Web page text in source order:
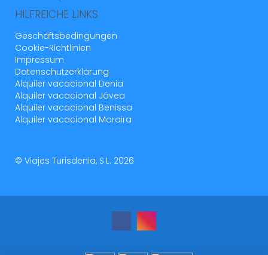
HILFREICHE LINKS
Geschäftsbedingungen
Cookie-Richtlinien
Impressum
Datenschutzerklärung
Alquiler vacacional Denia
Alquiler vacacional Jávea
Alquiler vacacional Benissa
Alquiler vacacional Moraira
© Viajes Turisdenia, S.L. 2026